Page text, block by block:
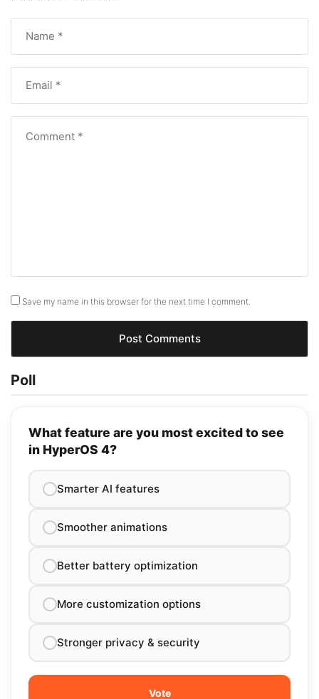
Save my name in this browser for the next time I comment.
Poll
What feature are you most excited to see
in HyperOS 4?
Smarter AI features
Smoother animations
Better battery optimization
More customization options
Stronger privacy & security